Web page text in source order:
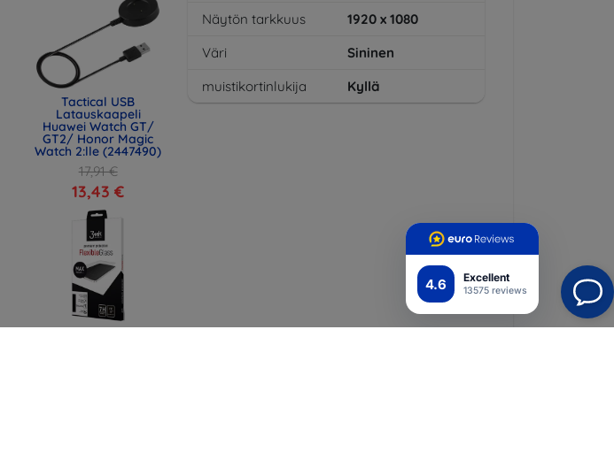
4.6 Excellent
13575 reviews
Tactical USB
Latauskaapeli
Huawei Watch GT/
GT2/ Honor Magic
Watch 2:lle (2447490)
17,91 €
13,43 €
3MK Huawei P10 Lite
Näytön tarkkuus
1920 x 1080
Väri
Sininen
muistikortinlukija
Kyllä